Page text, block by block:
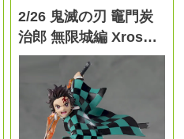
2/26 鬼滅の刃 竈門炭
治郎 無限城編 Xros…